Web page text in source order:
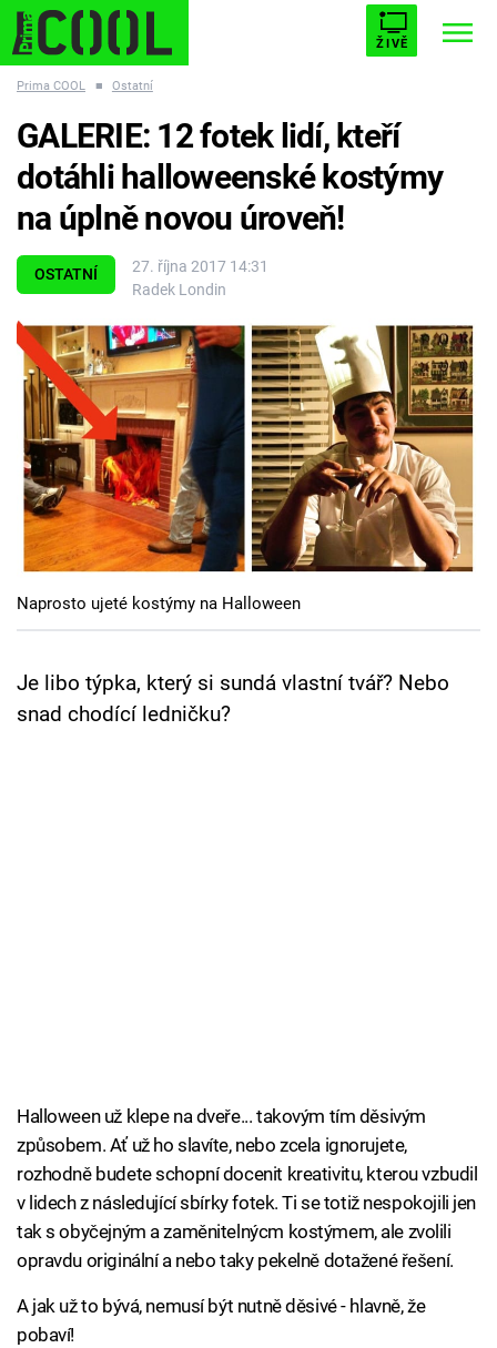
ŽIVĚ
ESCAPE PLNEJ KOTEL AVENGERS 5
Témata
Filmy
Seriály
Hry
Cool Esport
Pořady
TV Program
Sledujte prima+
Prima COOL ■ Ostatní
OSTATNÍ
27. října 2017 14:31
Radek Londin
GALERIE: 12 fotek lidí, kteří
dotáhli halloweenské kostýmy
na úplně novou úroveň!
Naprosto ujeté kostýmy na Halloween
Je libo týpka, který si sundá vlastní tvář? Nebo
snad chodící ledničku?
Halloween už klepe na dveře... takovým tím děsivým
způsobem. Ať už ho slavíte, nebo zcela ignorujete,
rozhodně budete schopní docenit kreativitu, kterou vzbudil
v lidech z následující sbírky fotek. Ti se totiž nespokojili jen
tak s obyčejným a zaměnitelnýcm kostýmem, ale zvolili
opravdu originální a nebo taky pekelně dotažené řešení.
A jak už to bývá, nemusí být nutně děsivé - hlavně, že
pobaví!